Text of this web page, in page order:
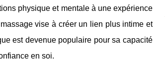
physique et mentale à une expérience
vise à créer un lien plus intime et
est devenue populaire pour sa capacité
en soi.